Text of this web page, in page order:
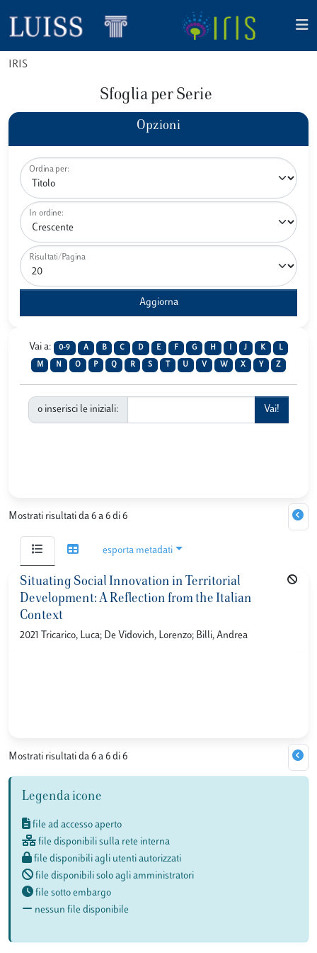
IRIS
Sfoglia per Serie
Opzioni
Ordina per:
In ordine:
Risultati/Pagina
Vai a: 0-9 A B C D E F G H J K L
M N O P Q R S U V W X Y Z
o inserisci le iniziali:
Mostrati risultati da 6 a 6 di 6
esporta metadati
Situating Social Innovation in Territorial
Development: A Reflection from the Italian
Context
2021 Tricarico, Luca; De Vidovich, Lorenzo; Billi, Andrea
Mostrati risultati da 6 a 6 di 6
Legenda icone
file ad accesso aperto
file disponibili sulla rete interna
file disponibili agli utenti autorizzati
file disponibili solo agli amministratori
file sotto embargo
nessun file disponibile